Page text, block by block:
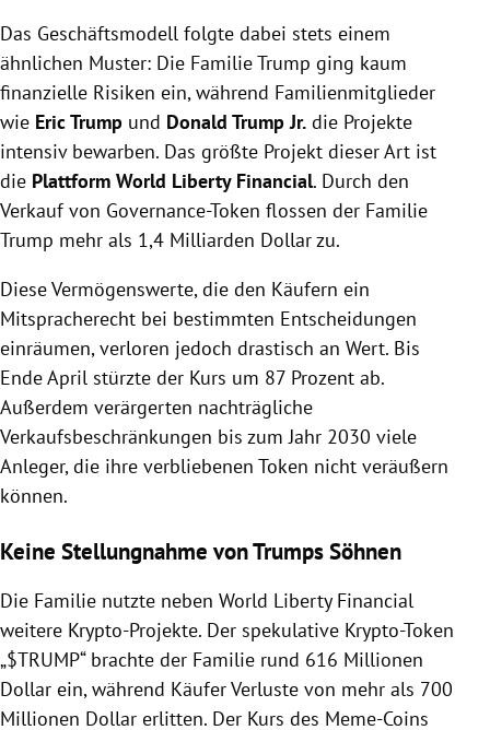
Das Geschäftsmodell folgte dabei stets einem
ähnlichen Muster: Die Familie Trump ging kaum
finanzielle Risiken ein, während Familienmitglieder
wie Eric Trump und Donald Trump Jr. die Projekte
intensiv bewarben. Das größte Projekt dieser Art ist
die Plattform World Liberty Financial. Durch den
Verkauf von Governance-Token flossen der Familie
Trump mehr als 1,4 Milliarden Dollar zu.
Diese Vermögenswerte, die den Käufern ein
Mitspracherecht bei bestimmten Entscheidungen
einräumen, verloren jedoch drastisch an Wert. Bis
Ende April stürzte der Kurs um 87 Prozent ab.
Außerdem verärgerten nachträgliche
Verkaufsbeschränkungen bis zum Jahr 2030 viele
Anleger, die ihre verbliebenen Token nicht veräußern
können.
Keine Stellungnahme von Trumps Söhnen
Die Familie nutzte neben World Liberty Financial
weitere Krypto-Projekte. Der spekulative Krypto-Token
„$TRUMP“ brachte der Familie rund 616 Millionen
Dollar ein, während Käufer Verluste von mehr als 700
Millionen Dollar erlitten. Der Kurs des Meme-Coins